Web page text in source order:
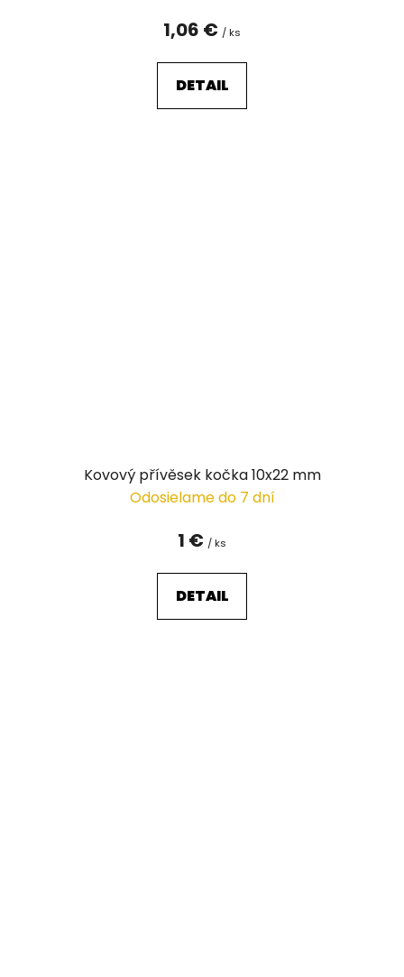
1,06 € / ks
DETAIL
Kovový přívěsek kočka 10x22 mm
Odosielame do 7 dní
1 € / ks
DETAIL